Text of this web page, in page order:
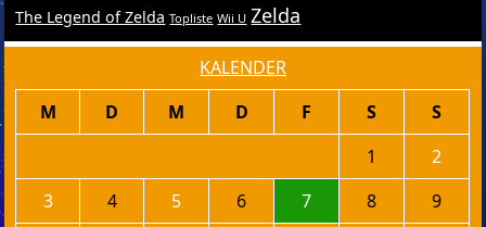
The Legend of Zelda Topliste Wii U Zelda
KALENDER
M D M D F S
S
1
2
3
4 5 6 7 8
9